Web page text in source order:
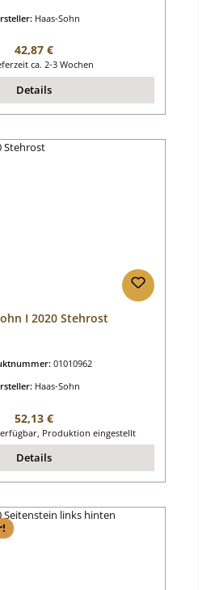
Haas-Sohn
Regulärer Preis:
42,87 €
ca. 2-3 Wochen
Details
I 2020 Stehrost
01010962
Haas-Sohn
Regulärer Preis:
52,13 €
Produktion eingestellt
Details